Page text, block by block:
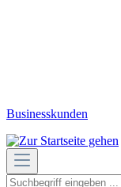
Businesskunden